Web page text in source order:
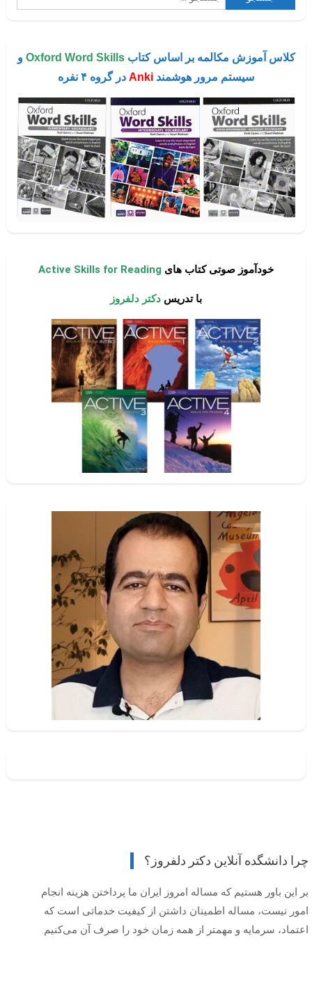
برای:
کلاس آموزش مکالمه بر اساس کتابOxford Word Skills و
سیستم مرور هوشمند Anki در گروه ۴ نفره
خودآموز صوتی کتاب های Active Skills for Reading
با تدریس دکتر دلفروز
چرا دانشگده آنلاین دکتر دلفروز؟
بر این باور هستیم که مساله امروز ایران ما پرداختن هزینه انجام
امور نیست، مساله اطمینان داشتن از کیفیت خدماتی است که
اعتماد، سرمایه و مهمتر از همه زمان خود را صرف آن می‌کنیم.